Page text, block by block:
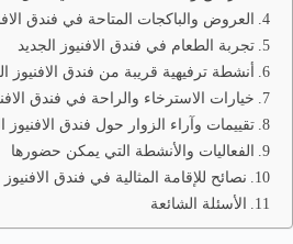
العروض والباكجات المتاحة في فندق
تجربة الطعام في فندق الافنيوز الجديد
أنشطة ترفيهية قريبة من فندق الافنيوز
خيارات الاسترخاء والراحة في فندق
تقييمات وآراء الزوار حول فندق الافنيوز
الفعاليات والأنشطة التي يمكن حضورها
نصائح للإقامة المثالية في فندق الافنيوز
الأسئلة الشائعة